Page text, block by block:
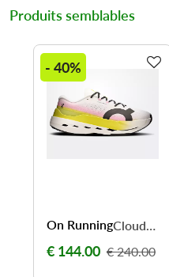
Produits semblables
On Running Cloudboom Max Men – Confort marathon & propulsion fluide
€ 144.00 € 240.00
- 40%